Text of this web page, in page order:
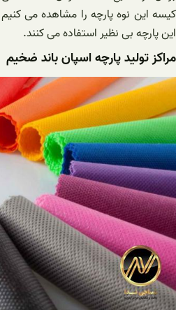
کیسه این نوه پارچه را مشاهده می
این پارچه بی نظیر استفاده می کنند.
مراکز تولید پارچه اسپان باند ضخیم